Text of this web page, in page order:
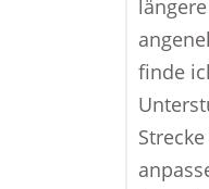
finde